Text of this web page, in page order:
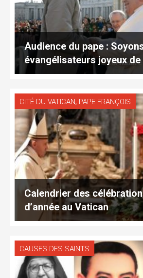
Audience du pape :
évangélisateurs joyeux de
CITÉ DU VATICAN, PAPE FRANÇOIS
Calendrier des
d’année au Vatican
CAUSES DES SAINTS